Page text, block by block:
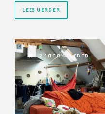
LEES VERDER
2 JAAR GELEDEN